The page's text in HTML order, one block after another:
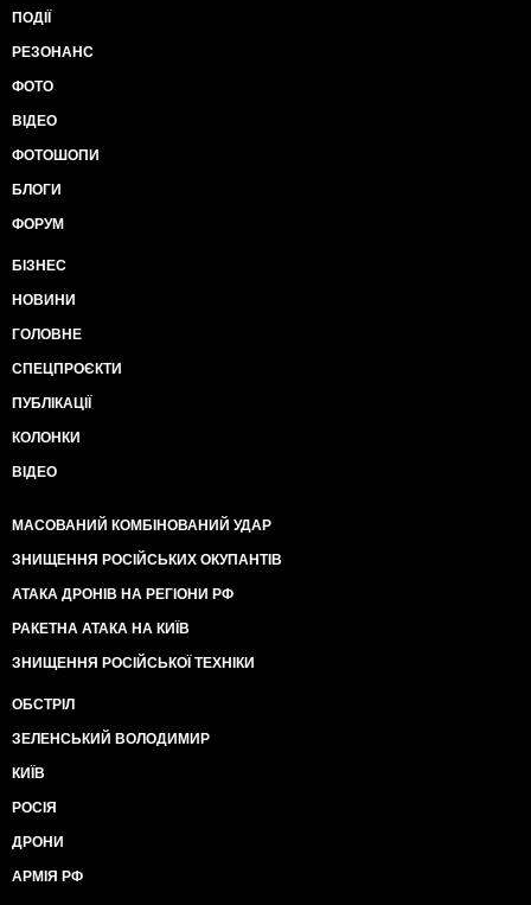
ПОДІЇ
РЕЗОНАНС
ФОТО
ВІДЕО
ФОТОШОПИ
БЛОГИ
ФОРУМ
БІЗНЕС
НОВИНИ
ГОЛОВНЕ
СПЕЦПРОЄКТИ
ПУБЛІКАЦІЇ
КОЛОНКИ
ВІДЕО
МАСОВАНИЙ КОМБІНОВАНИЙ УДАР
ЗНИЩЕННЯ РОСІЙСЬКИХ ОКУПАНТІВ
АТАКА ДРОНІВ НА РЕГІОНИ РФ
РАКЕТНА АТАКА НА КИЇВ
ЗНИЩЕННЯ РОСІЙСЬКОЇ ТЕХНІКИ
ОБСТРІЛ
ЗЕЛЕНСЬКИЙ ВОЛОДИМИР
КИЇВ
РОСІЯ
ДРОНИ
АРМІЯ РФ